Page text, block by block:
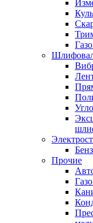
Прочие